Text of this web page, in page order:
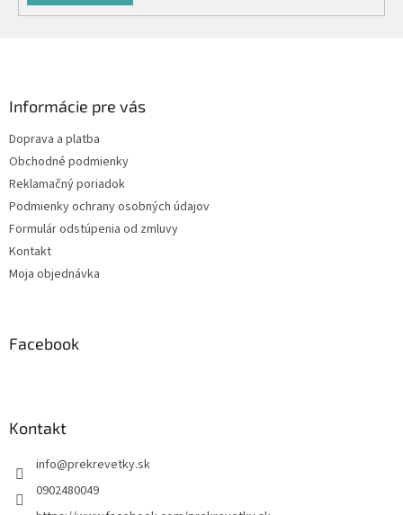
Informácie pre vás
Doprava a platba
Obchodné podmienky
Reklamačný poriadok
Podmienky ochrany osobných údajov
Formulár odstúpenia od zmluvy
Kontakt
Moja objednávka
Facebook
Kontakt
info@prekrevetky.sk
0902480049